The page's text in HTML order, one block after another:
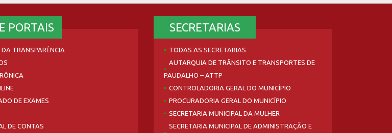
PORTAIS
TRANSPARÊNCIA
DE EXAMES
DE CONTAS
SECRETARIAS
TODAS AS SECRETARIAS
AUTARQUIA DE TRÂNSITO E TRANSPORTES DE
PAUDALHO – ATTP
CONTROLADORIA GERAL DO MUNICÍPIO
PROCURADORIA GERAL DO MUNICÍPIO
SECRETARIA MUNICIPAL DA MULHER
SECRETARIA MUNICIPAL DE ADMINISTRAÇÃO E